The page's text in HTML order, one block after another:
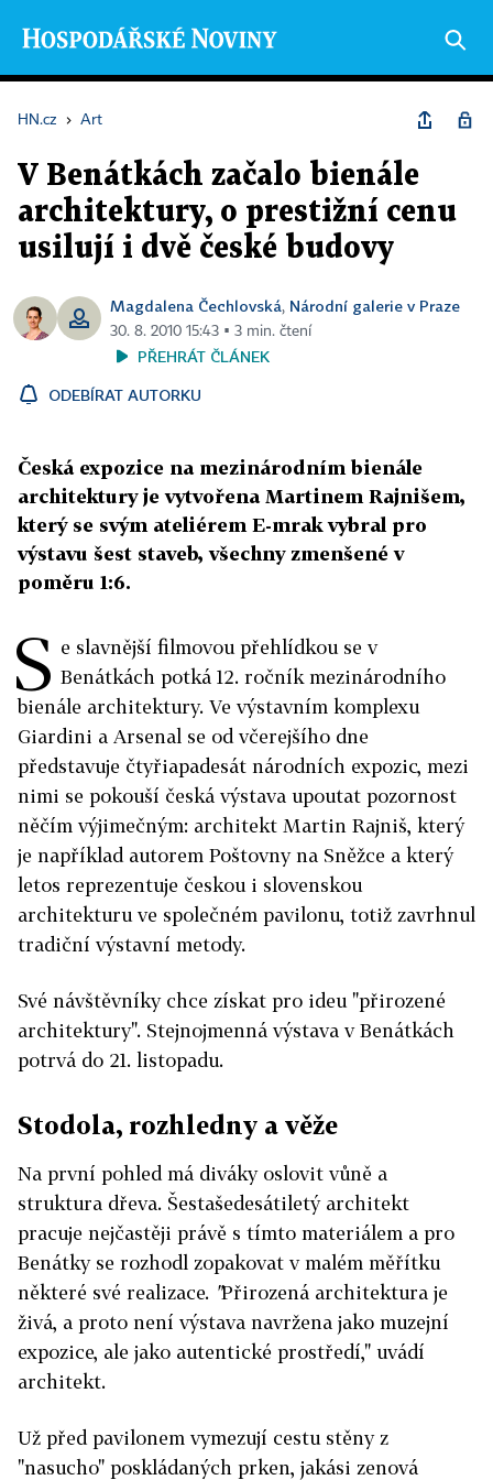
HN.cz › Art
V Benátkách začalo bienále
architektury, o prestižní cenu
usilují i dvě české budovy
Magdalena Čechlovská, Národní galerie v Praze
30. 8. 2010 15:43 ▪ 3 min. čtení
PŘEHRÁT ČLÁNEK
ODEBÍRAT AUTORKU
Česká expozice na mezinárodním bienále
architektury je vytvořena Martinem Rajnišem,
který se svým ateliérem E-mrak vybral pro
výstavu šest staveb, všechny zmenšené v
poměru 1:6.
S e slavnější filmovou přehlídkou se v
Benátkách potká 12. ročník mezinárodního
bienále architektury. Ve výstavním komplexu
Giardini a Arsenal se od včerejšího dne
představuje čtyřiapadesát národních expozic, mezi
nimi se pokouší česká výstava upoutat pozornost
něčím výjimečným: architekt Martin Rajniš, který
je například autorem Poštovny na Sněžce a který
letos reprezentuje českou i slovenskou
architekturu ve společném pavilonu, totiž zavrhnul
tradiční výstavní metody.
Své návštěvníky chce získat pro ideu "přirozené
architektury". Stejnojmenná výstava v Benátkách
potrvá do 21. listopadu.
Stodola, rozhledny a věže
Na první pohled má diváky oslovit vůně a
struktura dřeva. Šestašedesátiletý architekt
pracuje nejčastěji právě s tímto materiálem a pro
Benátky se rozhodl zopakovat v malém měřítku
některé své realizace. "Přirozená architektura je
živá, a proto není výstava navržena jako muzejní
expozice, ale jako autentické prostředí," uvádí
architekt.
Už před pavilonem vymezují cestu stěny z
"nasucho" poskládaných prken, jakási zenová